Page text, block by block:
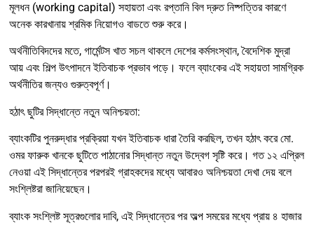
মূলধন (working capital) সহায়তা এবং রপ্তানি বিল দ্রুত নিষ্পত্তির কারণে
অনেক কারখানায় শ্রমিক নিয়োগও বাডতে শুরু করে।
অর্থনীতিবিদদের মতে, গার্মেন্টস খাত সচল থাকলে দেশের কর্মসংস্থান, বৈদেশিক মুদ্রা
আয় এবং শিল্প উৎপাদনে ইতিবাচক প্রভাব পড়ে। ফলে ব্যাংকের এই সহায়তা সামগ্রিক
অর্থনীতির জন্যও গুরুত্বপূর্ণ।
হঠাৎ ছুটির সিদ্ধান্তে নতুন অনিশ্চয়তা:
ব্যাংকটির পুনরুদ্ধার প্রক্রিয়া যখন ইতিবাচক ধারা তৈরি করছিল, তখন হঠাৎ করে মো.
ওমর ফারুক খানকে ছুটিতে পাঠানোর সিদ্ধান্ত নতুন উদ্বেগ সৃষ্টি করে। গত ১২ এপ্রিল
নেওয়া এই সিদ্ধান্তের পরপরই গ্রাহকদের মধ্যে আবারও অনিশ্চয়তা দেখা দেয় বলে
সংশ্লিষ্টরা জানিয়েছেন।
ব্যাংক সংশ্লিষ্ট সূত্রগুলোর দাবি, এই সিদ্ধান্তের পর অল্প সময়ের মধ্যে প্রায় ৪ হাজার